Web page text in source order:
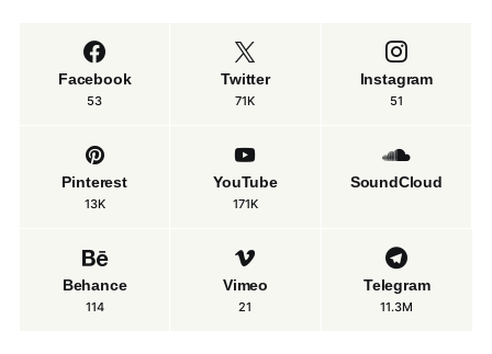
Facebook
53
Twitter
71K
Instagram
51
Pinterest
13K
YouTube
171K
SoundCloud
Behance
114
Vimeo
21
Telegram
11.3M